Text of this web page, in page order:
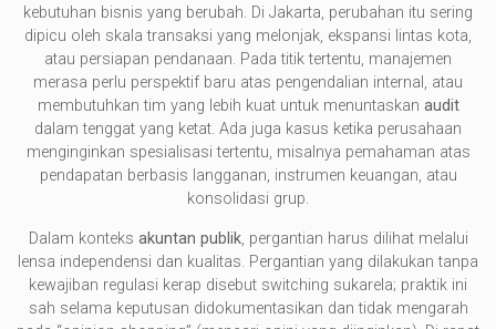
kebutuhan bisnis yang berubah. Di Jakarta, perubahan itu sering
dipicu oleh skala transaksi yang melonjak, ekspansi lintas kota,
atau persiapan pendanaan. Pada titik tertentu, manajemen
merasa perlu perspektif baru atas pengendalian internal, atau
membutuhkan tim yang lebih kuat untuk menuntaskan audit
dalam tenggat yang ketat. Ada juga kasus ketika perusahaan
menginginkan spesialisasi tertentu, misalnya pemahaman atas
pendapatan berbasis langganan, instrumen keuangan, atau
konsolidasi grup.
Dalam konteks akuntan publik, pergantian harus dilihat melalui
lensa independensi dan kualitas. Pergantian yang dilakukan tanpa
kewajiban regulasi kerap disebut switching sukarela; praktik ini
sah selama keputusan didokumentasikan dan tidak mengarah